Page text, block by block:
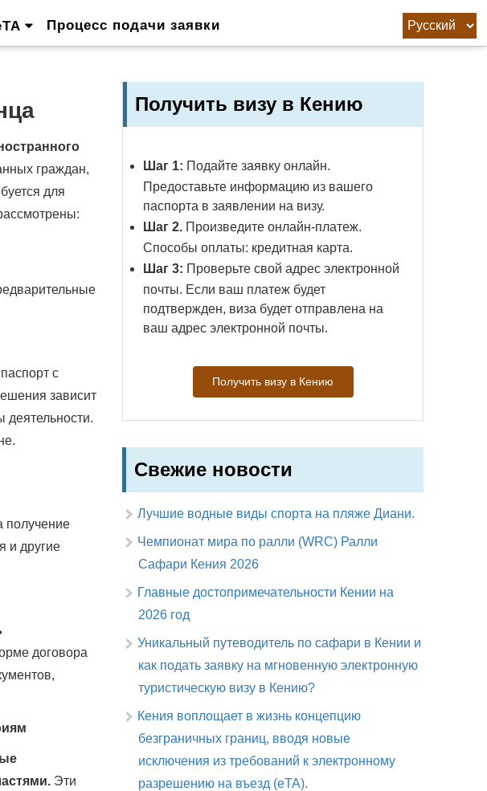
Процесс подачи заявки
граждан,
для
с
зависит
деятельности.
получение
и другие
договора
Эти
Получить визу в Кению
Шаг 1: Подайте заявку онлайн.
Предоставьте информацию из вашего
паспорта в заявлении на визу.
Шаг 2.Произведите онлайн-платеж.
Способы оплаты: кредитная карта.
Шаг 3: Проверьте свой адрес электронной
почты. Если ваш платеж будет
подтвержден, виза будет отправлена ​​на
ваш адрес электронной почты.
Получить визу в Кению
Свежие новости
Лучшие водные виды спорта на пляже Диани.
Чемпионат мира по ралли (WRC) Ралли
Сафари Кения 2026
Главные достопримечательности Кении на
2026 год
Уникальный путеводитель по сафари в Кении и
как подать заявку на мгновенную электронную
туристическую визу в Кению?
Кения воплощает в жизнь концепцию
безграничных границ, вводя новые
исключения из требований к электронному
разрешению на въезд (eTA).